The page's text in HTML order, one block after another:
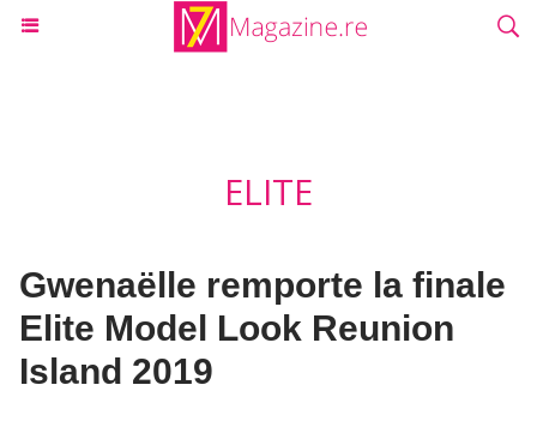
ELITE
Gwenaëlle remporte la finale
Elite Model Look Reunion
Island 2019